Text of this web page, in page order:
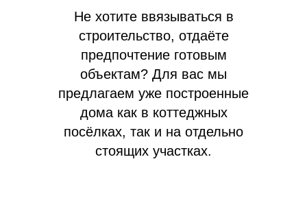
Не хотите ввязываться в
строительство, отдаёте
предпочтение готовым
объектам? Для вас мы
предлагаем уже построенные
дома как в коттеджных
посёлках, так и на отдельно
стоящих участках.